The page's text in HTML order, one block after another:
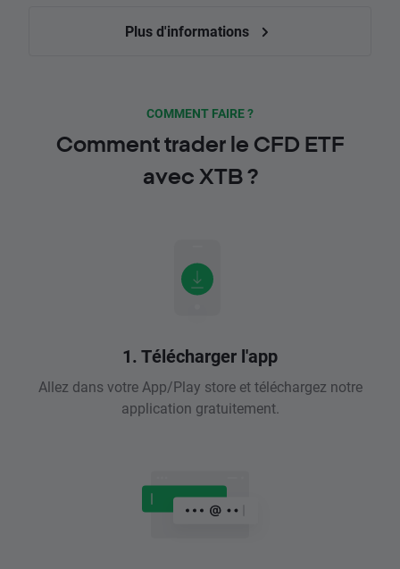
Plus d'informations
COMMENT FAIRE ?
Comment trader le CFD ETF
avec XTB ?
1. Télécharger l'app
Allez dans votre App/Play store et téléchargez notre
application gratuitement.